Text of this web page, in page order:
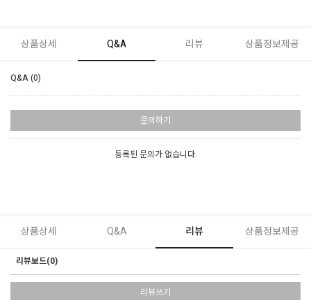
상품상세 Q&A 리뷰 상품정보제공
Q&A (0)
문의하기
등록된 문의가 없습니다.
상품상세 Q&A 리뷰 상품정보제공
리뷰보드(0)
리뷰쓰기